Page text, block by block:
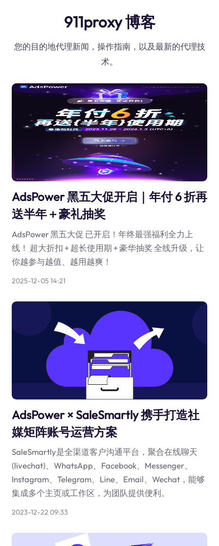
911proxy 博客
您的目的地代理新闻，操作指南，以及最新的代理技
术。
AdsPower 黑五大促开启｜年付 6 折再
送半年＋豪礼抽奖
AdsPower 黑五大促 已开启！年终最强福利全力上
线！ 超大折扣 + 超长使用期 + 豪华抽奖 全线升级，让
你越参与越值、越用越爽！
2025-12-05 14:21
AdsPower × SaleSmartly 携手打造社
媒矩阵账号运营方案
SaleSmartly是全渠道客户沟通平台，聚合在线聊天
(livechat)、WhatsApp、Facebook、Messenger、
Instagram、Telegram、Line、Email、Wechat，能够
集成多个主页或工作区，为团队提供便利。
2023-12-22 09:33